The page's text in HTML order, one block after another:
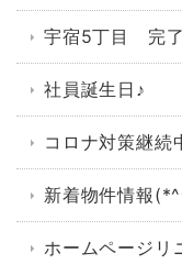
宇宿5丁目 完
社員誕生日♪
コロナ対策継続
新着物件情報
ホームページリ